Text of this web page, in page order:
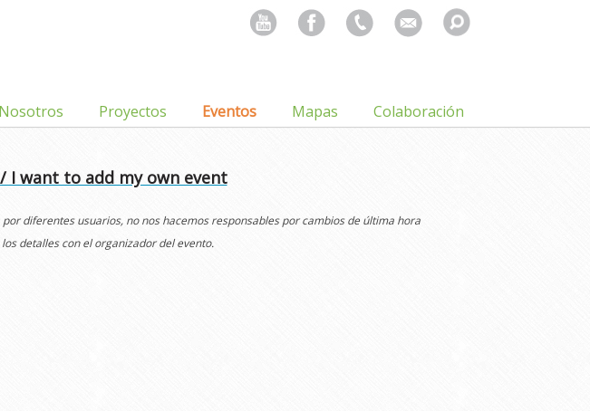
Search
for:
Nosotros Proyectos Eventos Mapas Colaboración
I want to add my own event
diferentes usuarios, no nos hacemos responsables por cambios de última hora
detalles con el organizador del evento.